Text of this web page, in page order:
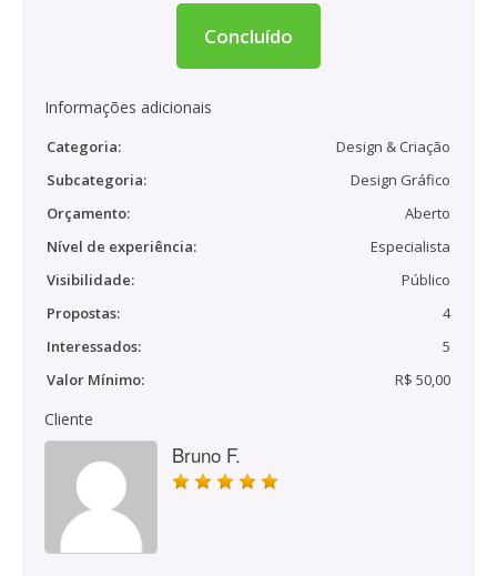
Concluído
Informações adicionais
Categoria:
Design & Criação
Subcategoria:
Design Gráfico
Orçamento:
Aberto
Nível de experiência:
Especialista
Visibilidade:
Público
Propostas:
4
Interessados:
5
Valor Mínimo:
R$ 50,00
Cliente
Bruno F.